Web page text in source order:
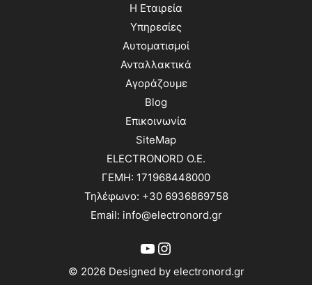
Η Εταιρεία
Υπηρεσίες
Αυτοματισμοί
Ανταλλακτικά
Αγοράζουμε
Blog
Επικοινωνία
SiteMap
ELECTRONORD O.E.
ΓΕΜΗ: 171968448000
Τηλέφωνο: +30 6936869758
Email: info@electronord.gr
YouTube
Instagram
© 2026 Designed by electronord.gr